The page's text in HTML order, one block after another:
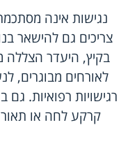
נגישות אינה
צריכים גם להישאר
בקיץ, היעדר הצללה
לאורחים מבוגרים,
רגישויות רפואיות.
קרקע לחה או